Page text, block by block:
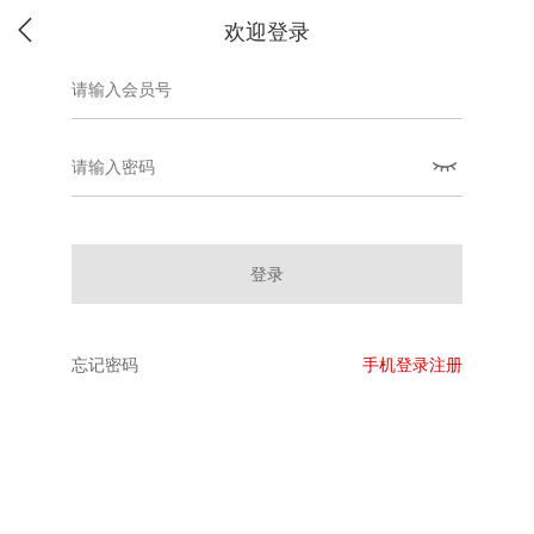
欢迎登录
登录
忘记密码 手机登录注册